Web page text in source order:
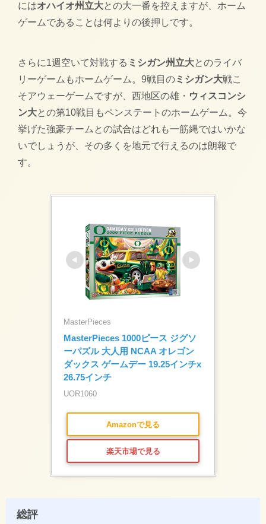
にはオハイオ州立大との大一番を控えますが、ホーム
ゲームであることは何よりの後押しです。
さらに1週空いて対戦する ミシガン州立大とのライバ
リーゲームもホームゲーム。9戦目のミシガン大戦こ
そアウェーゲームですが、西地区の雄・ ウィスコンシ
ン大との第10戦目もペンステートのホームゲーム。今
挙げた強豪チームとの試合はどれも一筋縄ではいかな
いでしょうが、その多くを地元で行えるのは朗報で
す。
MasterPieces
MasterPieces 1000ピース ジグソ
ーパズル 大人用 NCAA オレゴン
ダックス ゲームデー 19.25インチx
26.75インチ
UOR1060
Amazonで見る
楽天市場で見る
総評